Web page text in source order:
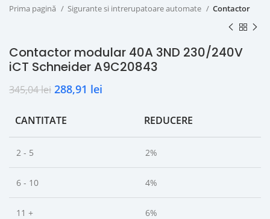
Prima pagină Sigurante si intrerupatoare automate Contactor
Contactor modular 40A 3ND 230/240V
iCT Schneider A9C20843
345,04lei 288,91 lei
CANTITATE REDUCERE
2 - 5 2%
6 - 10 4%
11 + 6%